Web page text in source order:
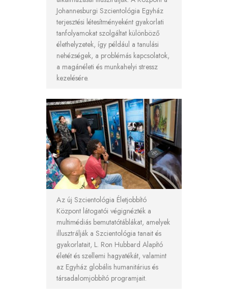
Johannesburgi Szcientológia Egyház
terjesztési létesítményeként gyakorlati
tanfolyamokat szolgáltat különböző
élethelyzetek, így például a tanulási
nehézségek, a problémás kapcsolatok,
a magánéleti és munkahelyi stressz
kezelésére.
Az új Szcientológia Életjobbító
Központ látogatói végignézték a
multimédiás bemutatótáblákat, amelyek
illusztrálják a Szcientológia tanait és
gyakorlatait, L. Ron Hubbard Alapító
életét és szellemi hagyatékát, valamint
az Egyház globális humanitárius és
társadalomjobbító programjait.